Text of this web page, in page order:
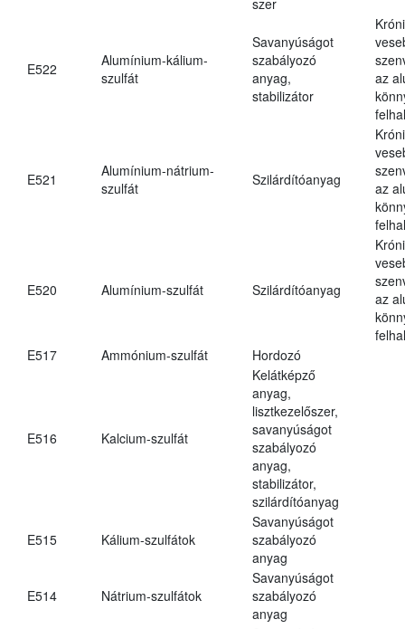
E522
Alumínium-kálium-
szulfát
Savanyúságot
szabályozó
anyag,
stabilizátor
az
E521
Alumínium-nátrium-
szulfát
Szilárdítóanyag
az
E520 Alumínium-szulfát Szilárdítóanyag
az
E517
Ammónium-szulfát Hordozó
E516 Kalcium-szulfát
Kelátképző
anyag,
lisztkezelőszer,
savanyúságot
szabályozó
anyag,
stabilizátor,
szilárdítóanyag
E515 Kálium-szulfátok
Savanyúságot
szabályozó
anyag
E514 Nátrium-szulfátok
Savanyúságot
szabályozó
anyag